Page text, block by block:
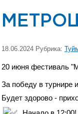
18.06.2024 Рубрика:
20 июня фестиваль
За победу в турнире
Будет здорово -